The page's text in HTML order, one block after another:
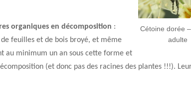
Cétoine dorée
adulte
organiques en décomposition :
feuilles et de bois broyé, et même
au minimum un an sous cette forme et
(et donc pas des racines des plantes !!!).